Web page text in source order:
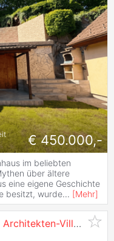
€ 450.000,-
im beliebten
über ältere
eine eigene Geschichte
besitzt, wurde... [Mehr]
Wohnkomfort auf drei Ebenen ? Architekten-Villa mit Sauna, Terrasse & traumhaftem Ausblick